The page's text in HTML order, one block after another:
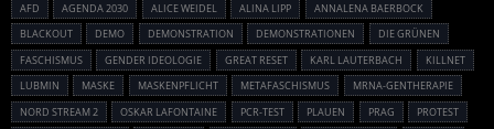
AFD AGENDA 2030 ALICE WEIDEL ALINA LIPP
ANNALENA BAERBOCK
BLACKOUT
DEMO DEMONSTRATION DEMONSTRATIONEN
DIE GRÜNEN
FASCHISMUS
GENDER IDEOLOGIE GREAT RESET KARL LAUTERBACH
KILLNET
LUBMIN
MASKE MASKENPFLICHT METAFASCHISMUS
MRNA-GENTHERAPIE
NORD STREAM 2
OSKAR LAFONTAINE PCR-TEST PLAUEN PRAG
PROTEST